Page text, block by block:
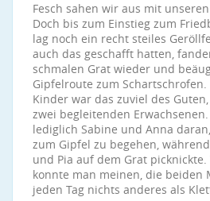
Fesch sahen wir aus mit
Doch bis zum Einstieg zum
lag noch ein recht steiles
auch das geschafft hatten,
schmalen Grat wieder und
Gipfelroute zum
Kinder war das zuviel des
zwei begleitenden
lediglich Sabine und Anna
zum Gipfel zu begehen,
und Pia auf dem Grat
konnte man meinen, die beiden
jeden Tag nichts anderes als